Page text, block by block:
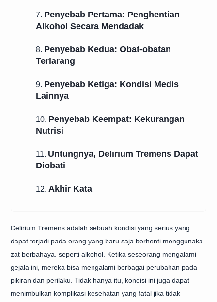
7. Penyebab Pertama: Penghentian
Alkohol Secara Mendadak
8. Penyebab Kedua: Obat-obatan
Terlarang
9. Penyebab Ketiga: Kondisi Medis
Lainnya
10. Penyebab Keempat: Kekurangan
Nutrisi
11. Untungnya, Delirium Tremens Dapat
Diobati
12. Akhir Kata
Delirium Tremens adalah sebuah kondisi yang serius yang
dapat terjadi pada orang yang baru saja berhenti menggunaka
zat berbahaya, seperti alkohol. Ketika seseorang mengalami
gejala ini, mereka bisa mengalami berbagai perubahan pada
pikiran dan perilaku. Tidak hanya itu, kondisi ini juga dapat
menimbulkan komplikasi kesehatan yang fatal jika tidak